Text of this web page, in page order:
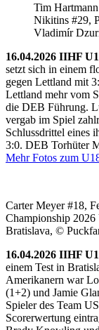
Tim
Nikitins #29,
Vladimír
16.04.2026 IIHF
setzt sich in einem
gegen Lettland mit
Lettland mehr vom
die DEB Führung.
vergab im Spiel
Schlussdrittel eines
3:0. DEB Torhüter
Mehr Fotos zum
Carter Meyer #18,
Championship
Bratislava, ©
16.04.2026 IIHF
einem Test in
Amerikanern war
(1+2) und Jamie
Spieler des Team
Scorerwertung